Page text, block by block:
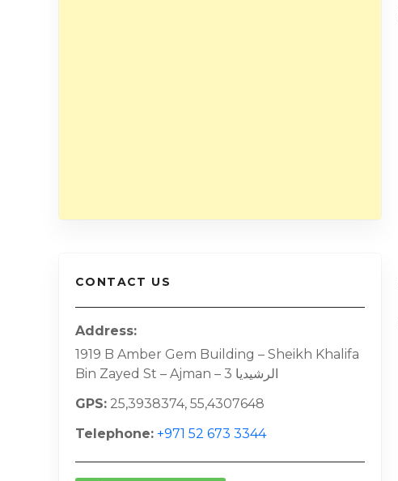
CONTACT US
Address
1919 B Amber Gem Building – Sheikh Khalifa
Bin Zayed St – Ajman – الرشيديا 3
GPS 25,3938374, 55,4307648
Telephone +971 52 673 3344